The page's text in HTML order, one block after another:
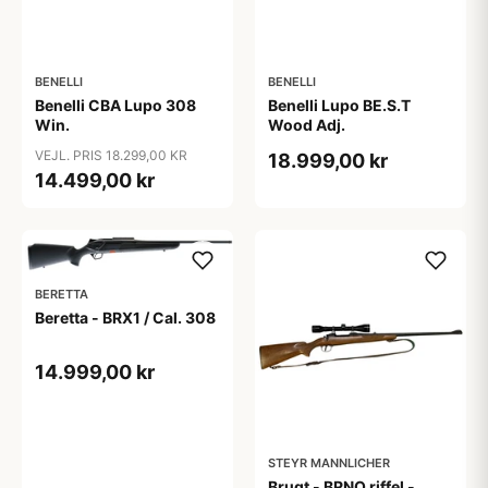
BENELLI
Benelli CBA Lupo 308
Win.
VEJL. PRIS 18.299,00 KR
14.499,00 kr
BENELLI
Benelli Lupo BE.S.T
Wood Adj.
18.999,00 kr
BERETTA
Beretta - BRX1 / Cal. 308
14.999,00 kr
STEYR MANNLICHER